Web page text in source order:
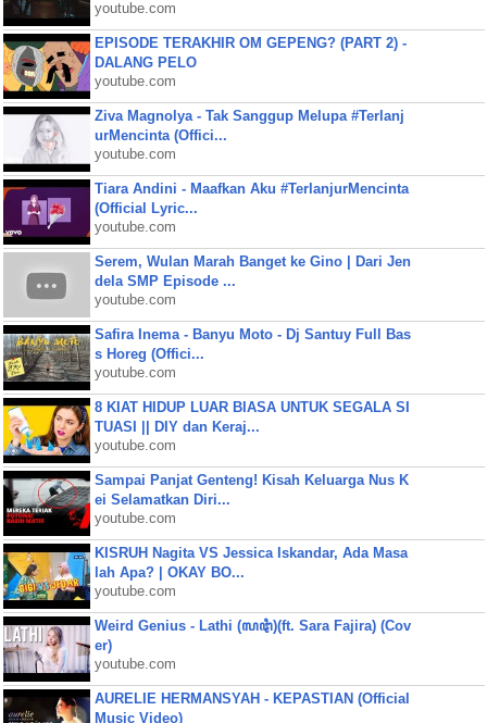
youtube.com
EPISODE TERAKHIR OM GEPENG? (PART 2) -
DALANG PELO
youtube.com
Ziva Magnolya - Tak Sanggup Melupa #Terlanj
urMencinta (Offici...
youtube.com
Tiara Andini - Maafkan Aku #TerlanjurMencinta
(Official Lyric...
youtube.com
Serem, Wulan Marah Banget ke Gino | Dari Jen
dela SMP Episode ...
youtube.com
Safira Inema - Banyu Moto - Dj Santuy Full Bas
s Horeg (Offici...
youtube.com
8 KIAT HIDUP LUAR BIASA UNTUK SEGALA SI
TUASI || DIY dan Keraj...
youtube.com
Sampai Panjat Genteng! Kisah Keluarga Nus K
ei Selamatkan Diri...
youtube.com
KISRUH Nagita VS Jessica Iskandar, Ada Masa
lah Apa? | OKAY BO...
youtube.com
Weird Genius - Lathi (ꦭꦛꦶ)(ft. Sara Fajira) (Cov
er)
youtube.com
AURELIE HERMANSYAH - KEPASTIAN (Official
Music Video)